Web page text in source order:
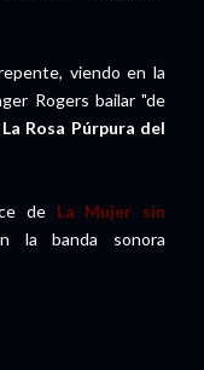
viendo en la
Rogers bailar "de
La Rosa Púrpura del
de La Mujer sin
la banda sonora